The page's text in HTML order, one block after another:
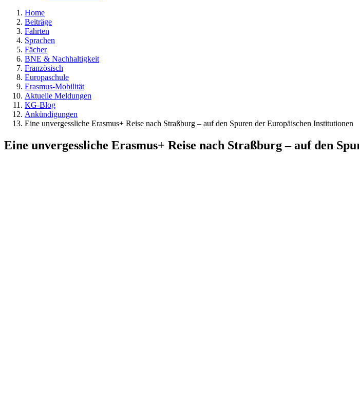
Home
Beiträge
Fahrten
Sprachen
Fächer
BNE & Nachhaltigkeit
Französisch
Europaschule
Erasmus-Mobilität
Aktuelle Meldungen
KG-Blog
Ankündigungen
Eine unvergessliche Erasmus+ Reise nach Straßburg – auf den Spuren der Europäischen Institutionen
Eine unvergessliche Erasmus+ Reise nach Straßburg – auf den